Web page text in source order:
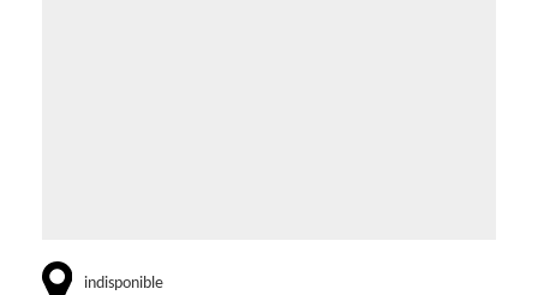
indisponible